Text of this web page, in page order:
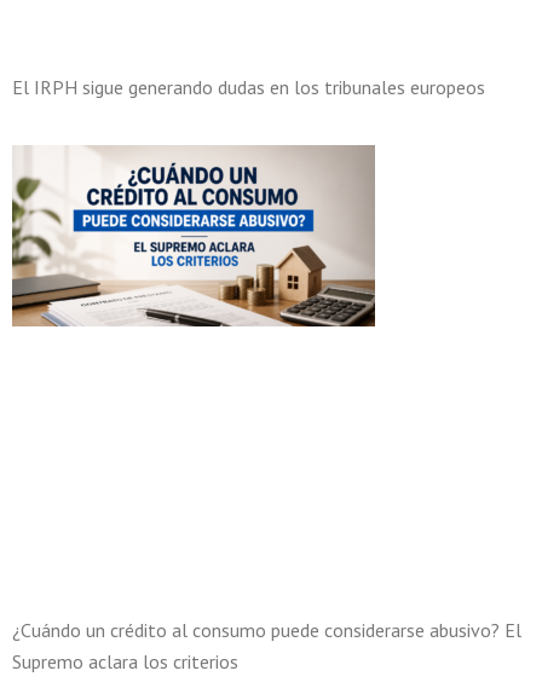
El IRPH sigue generando dudas en los tribunales europeos
¿Cuándo un crédito al consumo puede considerarse abusivo? El
Supremo aclara los criterios